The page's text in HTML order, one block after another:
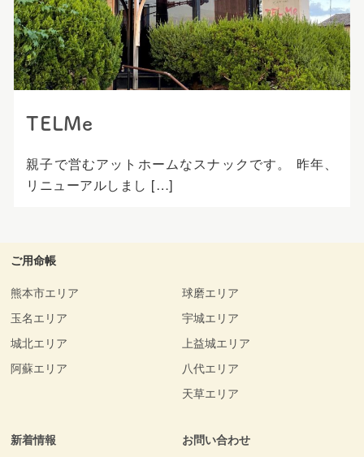
TELMe
親子で営むアットホームなスナックです。 昨年、
リニューアルしまし […]
ご用命帳
熊本市エリア
玉名エリア
城北エリア
阿蘇エリア
球磨エリア
宇城エリア
上益城エリア
八代エリア
天草エリア
新着情報
お問い合わせ